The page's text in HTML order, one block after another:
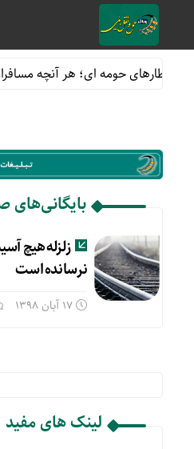
قطارهای حومه ای؛ هر آنچه مسافران
زلزله هیچ
نرسانده است
17 آبان 1398
لینک های مفید